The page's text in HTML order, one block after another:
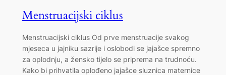
Menstruacijski ciklus
Menstruacijski ciklus Od prve menstruacije svakog
mjeseca u jajniku sazrije i oslobodi se jajašce spremno
za oplodnju, a žensko tijelo se priprema na trudnoću.
Kako bi prihvatila oplođeno jajašce sluznica maternice